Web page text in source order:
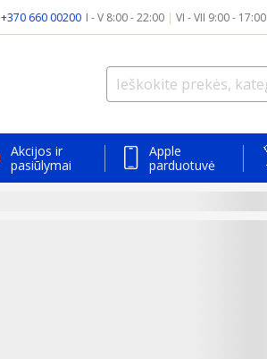
+370 660 00200 I - V 8:00 - 22:00 | VI - VII 9:00 - 17:00
Akcijos ir
pasiūlymai
Apple
parduotuvė